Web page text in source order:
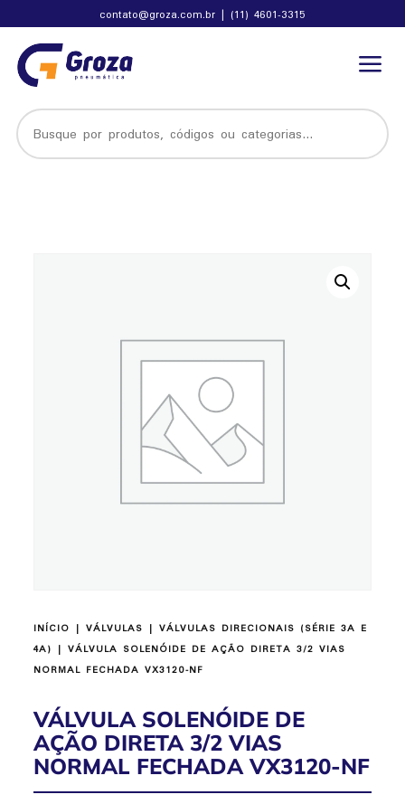
contato@groza.com.br | (11) 4601-3315
a
INÍCIO |VÁLVULAS |VÁLVULAS DIRECIONAIS (SÉRIE 3A E
4A) | VÁLVULA SOLENÓIDE DE AÇÃO DIRETA 3/2 VIAS
NORMAL FECHADA VX3120-NF
VÁLVULA SOLENÓIDE DE
AÇÃO DIRETA 3/2 VIAS
NORMAL FECHADA VX3120-NF